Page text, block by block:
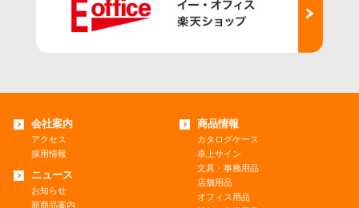
会社案内
アクセス
採用情報
ニュース
お知らせ
新商品案内
商品情報
カタログケース
卓上サイン
文具・事務用品
店舗用品
オフィス用品